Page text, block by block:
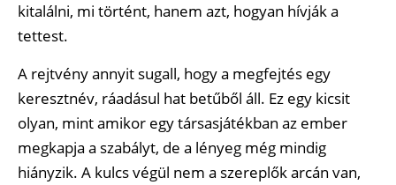
kitalálni, mi történt, hanem azt, hogyan hívják a
tettest.
A rejtvény annyit sugall, hogy a megfejtés egy
keresztnév, ráadásul hat betűből áll. Ez egy kicsit
olyan, mint amikor egy társasjátékban az ember
megkapja a szabályt, de a lényeg még mindig
hiányzik. A kulcs végül nem a szereplők arcán van,